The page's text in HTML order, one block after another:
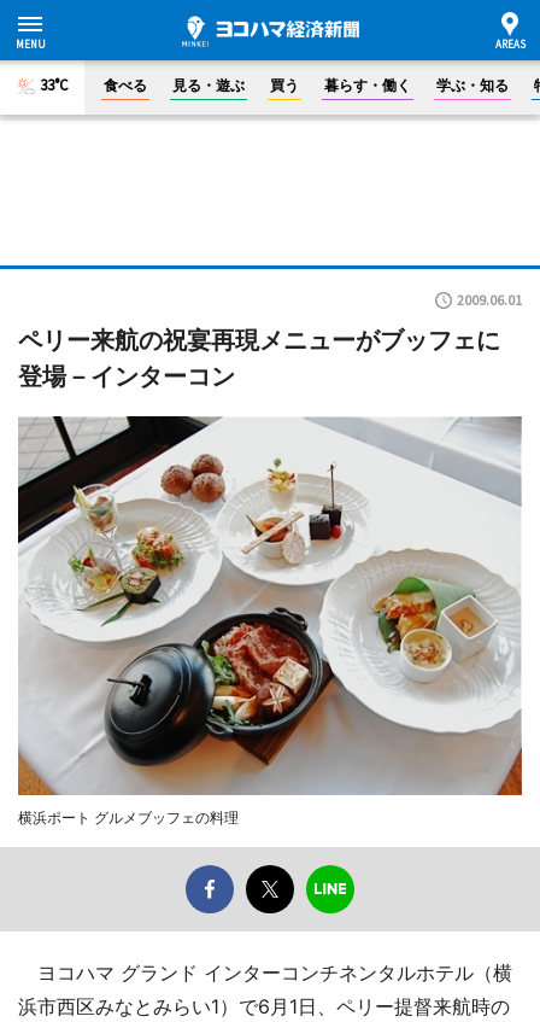
33°C 食べる 見る・遊ぶ 買う 暮らす・働く 学ぶ・知る
2009.06.01
ペリー来航の祝宴再現メニューがブッフェに
登場－インターコン
横浜ポート グルメブッフェの料理
ヨコハマ グランド インターコンチネンタルホテル（横
浜市西区みなとみらい1）で6月1日、ペリー提督来航時の